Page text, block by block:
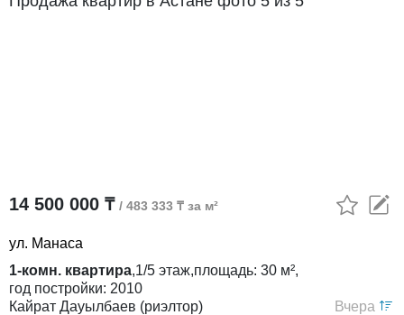
14 500 000 ₸ / 483 333 ₸ за м²
ул. Манаса
1-комн. квартира,1/5 этаж,площадь: 30 м²,
год постройки: 2010
Кайрат Дауылбаев (риэлтор)
Вчера